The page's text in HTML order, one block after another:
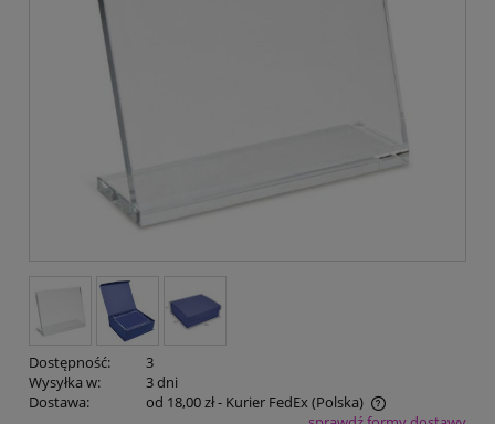
Dostępność:
3
Wysyłka w:
3 dni
Dostawa:
od 18,00 zł- Kurier FedEx(Polska)